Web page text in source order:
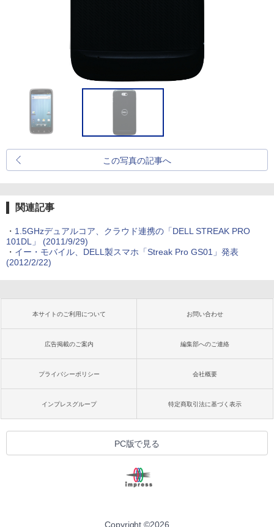
この写真の記事へ
関連記事
・ 1.5GHzデュアルコア、クラウド連携の「DELL STREAK PRO
101DL」
(2011/9/29)
・ イー・モバイル、DELL製スマホ「Streak Pro GS01」発表
(2012/2/22)
本サイトのご利用について お問い合わせ
広告掲載のご案内 編集部へのご連絡
プライバシーポリシー 会社概要
インプレスグループ 特定商取引法に基づく表示
PC版で見る
Copyright ©2026